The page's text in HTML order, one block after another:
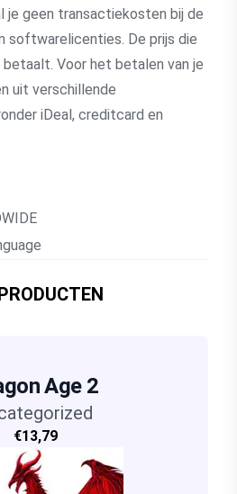
je geen transactiekosten bij de
softwarelicenties. De prijs die
Voor het betalen van je
uit verschillende
iDeal, creditcard en
Age 2
€13,79